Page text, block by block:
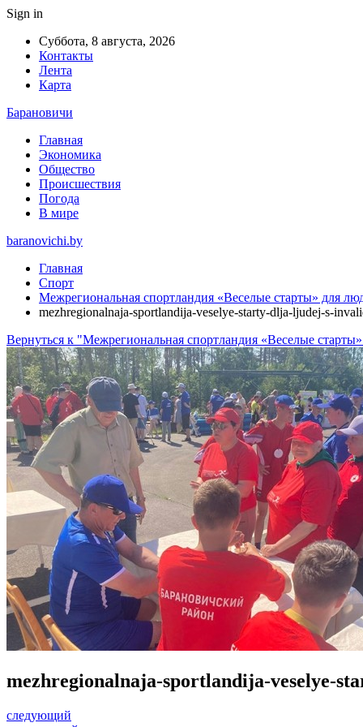
Sign in
Суббота, 8 августа, 2026
Контакты
Лента
Карта
Барановичи
Главная
Экономика
Общество
Происшествия
Погода
В мире
baranovichi.by
Главная
Спорт
Межрегиональная спортландия «Веселые старты» для
mezhregionalnaja-sportlandija-veselye-starty-dlja-ljudej-s-
Вернуться к "Межрегиональная спортландия «Веселые
mezhregionalnaja-sportlandija-veselye-
следующий